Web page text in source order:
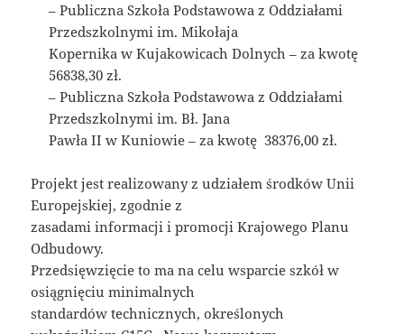
– Publiczna Szkoła Podstawowa z Oddziałami
Przedszkolnymi im. Mikołaja
Kopernika w Kujakowicach Dolnych – za kwotę
56838,30 zł.
– Publiczna Szkoła Podstawowa z Oddziałami
Przedszkolnymi im. Bł. Jana
Pawła II w Kuniowie – za kwotę 38376,00 zł.
Projekt jest realizowany z udziałem środków Unii
Europejskiej, zgodnie z
zasadami informacji i promocji Krajowego Planu
Odbudowy.
Przedsięwzięcie to ma na celu wsparcie szkół w
osiągnięciu minimalnych
standardów technicznych, określonych